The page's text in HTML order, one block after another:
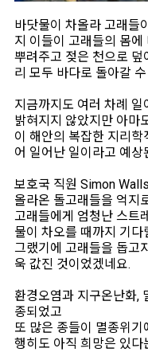
바닷물이 차올라 고래들
지 이들이 고래들의 몸에
뿌려주고 젖은 천으로
리 모두 바다로 돌아갈
지금까지도 여러 차례
밝혀지지 않았지만 아마
이 해안의 복잡한 지리
어 일어난 일이라고 예상
보호국 직원 Simon
올라온 돌고래들을 억지
고래들에게 엄청난 스트
물이 차오를 때까지 기
그랬기에 고래들을 돕고
욱 값진 것이었겠네요.
환경오염과 지구온난화,
종되었고
또 많은 종들이 멸종위
행히도 아직 희망은 있다